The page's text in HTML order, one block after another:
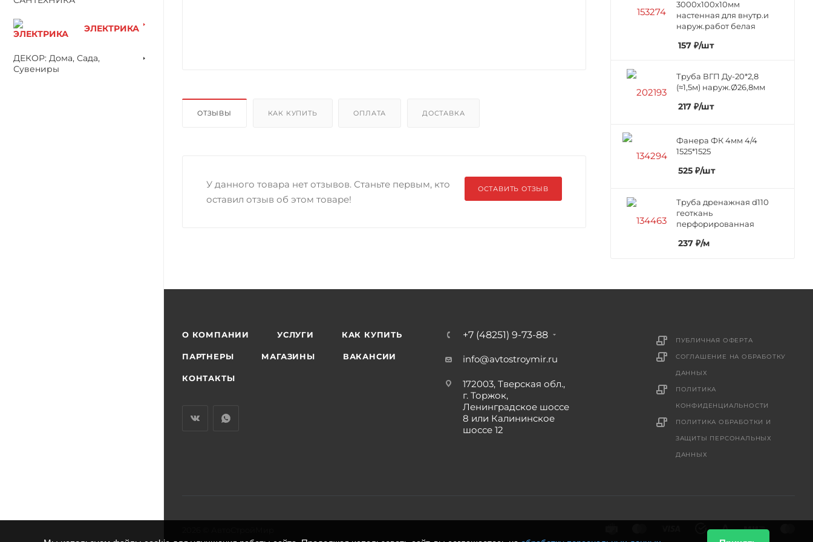
ЭЛЕКТРИКА
ДЕКОР: Дома, Сада,
Сувениры
ОТЗЫВЫ КАК КУПИТЬ ОПЛАТА ДОСТАВКА
ОСТАВИТЬ ОТЗЫВ
У данного товара нет отзывов. Станьте первым, кто
оставил отзыв об этом товаре!
3000х100х10мм
настенная для внутр.и
наруж.работ белая
157 ₽/шт
Труба ВГП Ду-20*2,8
(≈1,5м) наруж.Ø26,8мм
217 ₽/шт
Фанера ФК 4мм 4/4
1525*1525
525 ₽/шт
Труба дренажная d110
геоткань
перфорированная
237 ₽/м
О КОМПАНИИ УСЛУГИ КАК КУПИТЬ
ПАРТНЕРЫ МАГАЗИНЫ ВАКАНСИИ
КОНТАКТЫ
+7 (48251) 9-73-88
info@avtostroymir.ru
172003, Тверская обл.,
г. Торжок,
Ленинградское шоссе
8 или Калининское
шоссе 12
ПУБЛИЧНАЯ ОФЕРТА
СОГЛАШЕНИЕ НА ОБРАБОТКУ
ДАННЫХ
ПОЛИТИКА
КОНФИДЕНЦИАЛЬНОСТИ
ПОЛИТИКА ОБРАБОТКИ И
ЗАЩИТЫ ПЕРСОНАЛЬНЫХ
ДАННЫХ